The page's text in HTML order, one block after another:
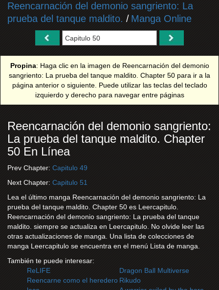
Reencarnación del demonio sangriento: La
prueba del tanque maldito. / Manga Online
Propina: Haga clic en la imagen de Reencarnación del demonio
sangriento: La prueba del tanque maldito. Chapter 50 para ir a la
página anterior o siguiente. Puede utilizar las teclas del teclado
izquierdo y derecho para navegar entre páginas
Reencarnación del demonio sangriento:
La prueba del tanque maldito. Chapter
50 En Línea
Prev Chapter: Capitulo 49
Next Chapter: Capitulo 51
Lea el último manga Reencarnación del demonio sangriento: La
prueba del tanque maldito. Chapter 50 es Leercapitulo.
Reencarnación del demonio sangriento: La prueba del tanque
maldito. siempre se actualiza en Leercapitulo. No olvide leer las
otras actualizaciones de manga. Una lista de colecciones de
manga Leercapitulo se encuentra en el menú Lista de manga.
También te puede interesar:
ReLIFE
Dragon Ball Multiverse
Reencarne como el heredero Rikudo